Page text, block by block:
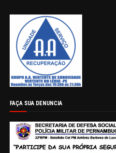
FAÇA SUA DENUNCIA